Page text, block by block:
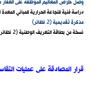
دراسة فنية للنجاعة الحرارية للمباني المعدة للسكن الجماعي و للمباني المعدة للمكاتب
مذكرة تقديمية (2 نظائر)
نسخة من بطاقة التعريف الوطنية (2 نظائر)
<<< قرار المصادقة على عمليات